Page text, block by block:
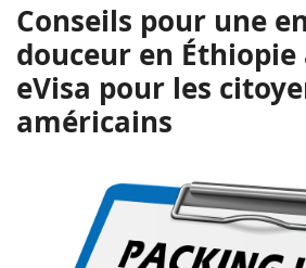
Conseils pour une
douceur en Éthiopie
eVisa pour les
américains